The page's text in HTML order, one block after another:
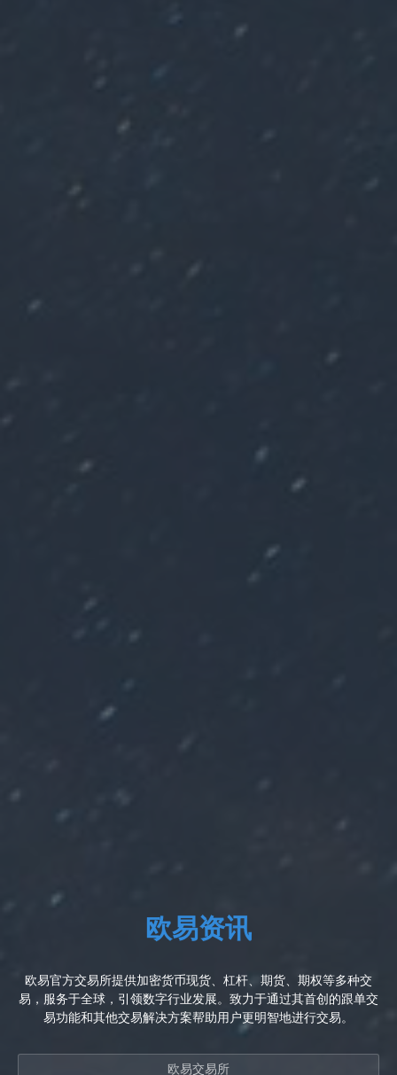
欧易资讯
欧易官方交易所提供加密货币现货、杠杆、期货、期权等多种交
易，服务于全球，引领数字行业发展。致力于通过其首创的跟单交
易功能和其他交易解决方案帮助用户更明智地进行交易。
欧易交易所